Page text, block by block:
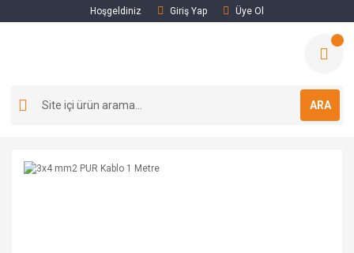
Hoşgeldiniz Giriş Yap Üye Ol
ARA